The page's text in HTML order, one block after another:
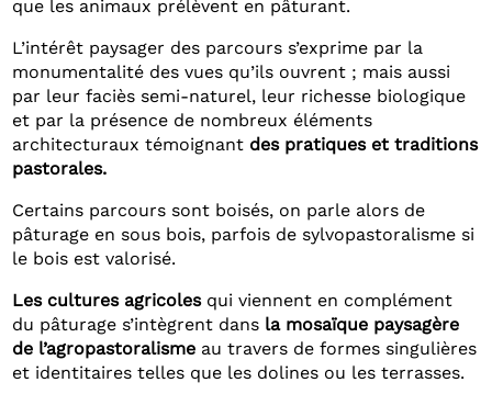
que les animaux prélèvent en pâturant.
L’intérêt paysager des parcours s’exprime par la
monumentalité des vues qu’ils ouvrent ; mais aussi
par leur faciès semi-naturel, leur richesse biologique
et par la présence de nombreux éléments
architecturaux témoignant des pratiques et traditions
pastorales.
Certains parcours sont boisés, on parle alors de
pâturage en sous bois, parfois de sylvopastoralisme si
le bois est valorisé.
Les cultures agricolesqui viennent en complément
du pâturage s’intègrent dans la mosaïque paysagère
de l’agropastoralisme au travers de formes singulières
et identitaires telles que les dolines ou les terrasses.